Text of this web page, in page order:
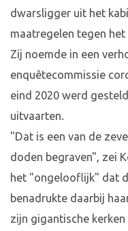
dwarsligger uit het
maatregelen tegen
Zij noemde in een
enquêtecommissie
eind 2020 werd
uitvaarten.
"Dat is een van de
doden begraven", zei
het "ongelooflijk" dat
benadrukte daarbij
zijn gigantische